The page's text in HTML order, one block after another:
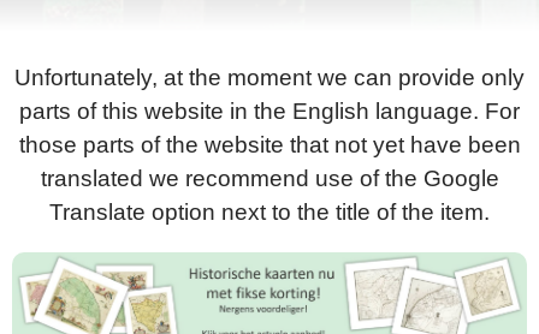
Unfortunately, at the moment we can provide only
parts of this website in the English language. For
those parts of the website that not yet have been
translated we recommend use of the Google
Translate option next to the title of the item.